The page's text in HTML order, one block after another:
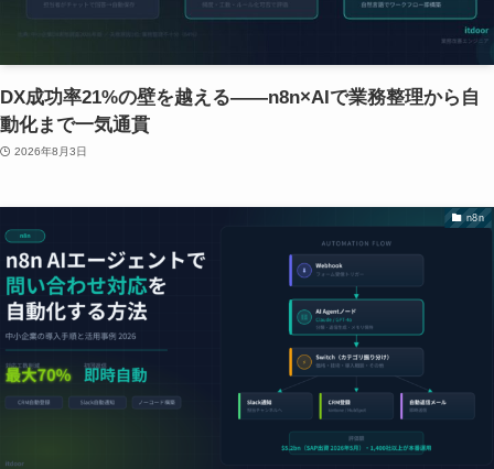
DX成功率21%の壁を越える——n8n×AIで業務整理から自
動化まで一気通貫
2026年8月3日
n8n